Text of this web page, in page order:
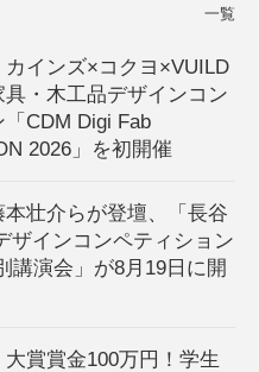
一覧
カインズ×コクヨ×VUILD
・木工品デザインコン
CDM Digi Fab
2026」を初開催
壮介らが登壇、「長谷
ザインコンペティション
講演会」が8月19日に開
大賞賞金100万円！学生